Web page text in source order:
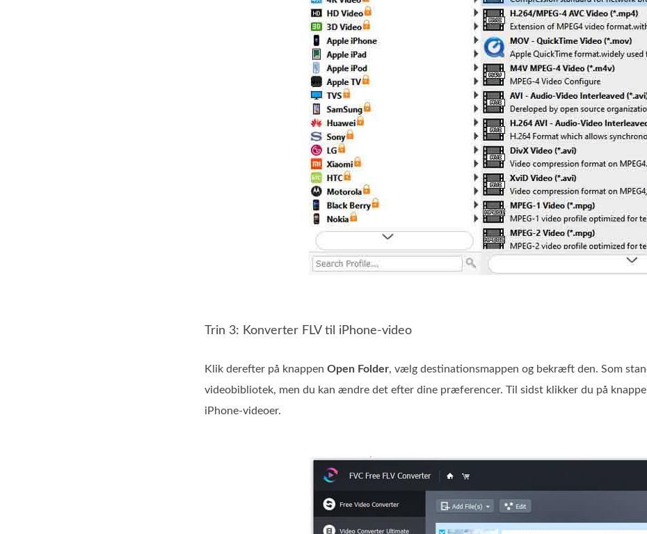
Trin 3: Konverter FLV til iPhone-video
Klik derefter på knappen Open Folder, vælg destinationsmappen og bekræft den. Som
videobibliotek, men du kan ændre det efter dine præferencer. Til sidst klikker du på
iPhone-videoer.